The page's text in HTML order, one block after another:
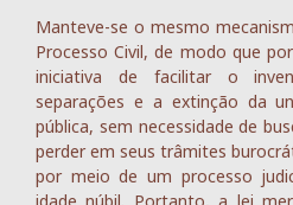
Manteve-se o mesmo
Processo Civil, de modo que
iniciativa de facilitar o
separações e a extinção da
pública, sem necessidade de
perder em seus trâmites
por meio de um processo